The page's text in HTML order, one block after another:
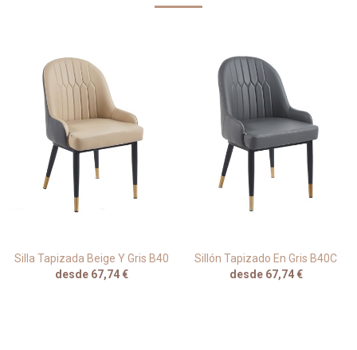
Silla Tapizada Beige Y Gris B40
desde 67,74 €
Sillón Tapizado En Gris B40C
desde 67,74 €